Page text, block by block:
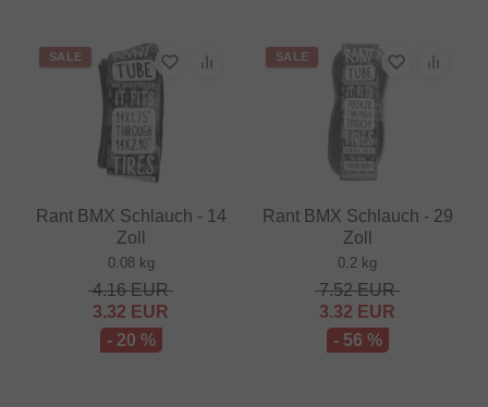
SALE
Rant BMX Schlauch - 14
Zoll
0.08 kg
4.16EUR
3.32 EUR
- 20 %
SALE
Rant BMX Schlauch - 29
Zoll
0.2 kg
7.52EUR
3.32 EUR
- 56 %